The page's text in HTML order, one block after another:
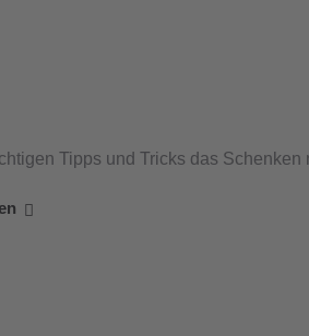
Tipps und Tricks das Schenken